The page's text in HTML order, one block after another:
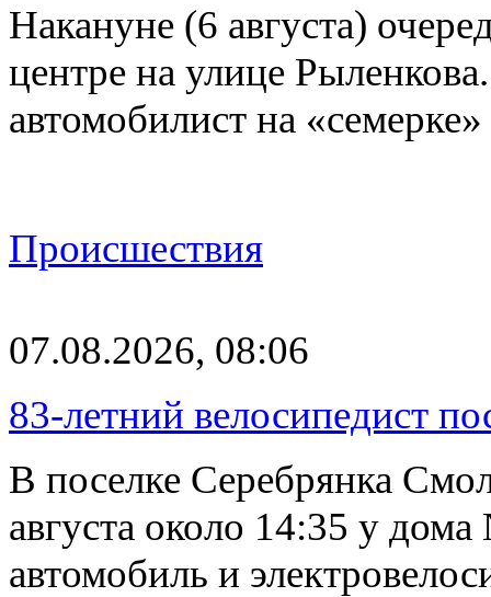
Накануне (6 августа)
центре на улице
автомобилист на
Происшествия
07.08.2026, 08:06
83-летний велосипедист
В поселке Серебрянка
августа около 14:35 у
автомобиль и